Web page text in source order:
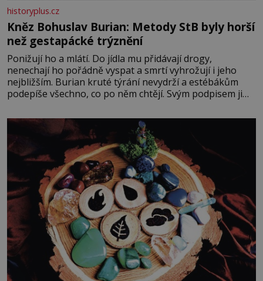
historyplus.cz
Kněz Bohuslav Burian: Metody StB byly horší
než gestapácké trýznění
Ponižují ho a mlátí. Do jídla mu přidávají drogy,
nenechají ho pořádně vyspat a smrtí vyhrožují i jeho
nejbližším. Burian kruté týrání nevydrží a estébákům
podepíše všechno, co po něm chtějí. Svým podpisem jim
fyzický ani psychický nátlak. Syn brněnského řezníka
chce být knězem a